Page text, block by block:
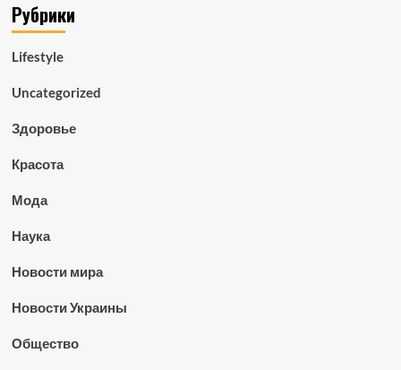
Рубрики
Lifestyle
Uncategorized
Здоровье
Красота
Мода
Наука
Новости мира
Новости Украины
Общество